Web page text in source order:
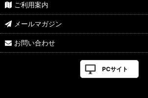
2026年5月新製品のご案内
2026年5月入荷のご案内
2026年4月新製品のご案内
ご利用案内
メールマガジン
お問い合わせ
PCサイト